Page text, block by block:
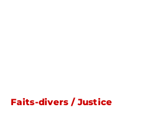
Faits-divers / Justice